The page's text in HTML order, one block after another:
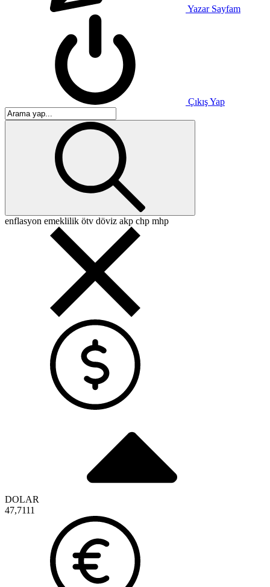
Yazar Sayfam
Çıkış Yap
enflasyon emeklilik ötv döviz akp chp mhp
DOLAR
47,7111